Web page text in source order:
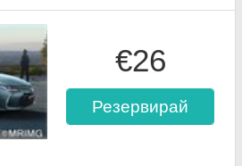
€26
Резервирай